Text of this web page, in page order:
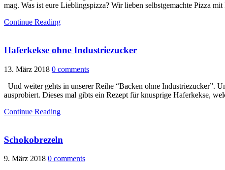
mag. Was ist eure Lieblingspizza? Wir lieben selbstgemachte Pizza
Continue Reading
Haferkekse ohne Industriezucker
13. März 2018 0 comments
Und weiter gehts in unserer Reihe “Backen ohne Industriezucker”.
ausprobiert. Dieses mal gibts ein Rezept für knusprige Haferkekse,
Continue Reading
Schokobrezeln
9. März 2018 0 comments